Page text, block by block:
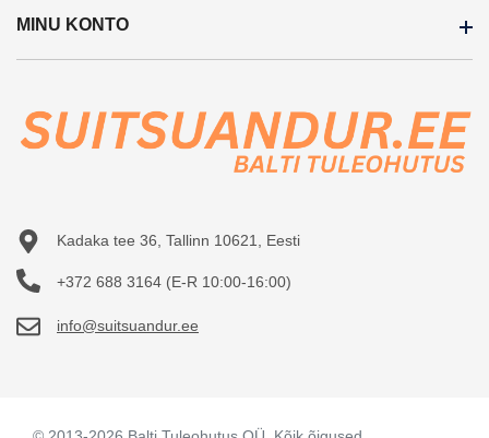
Meelespea
Teenused
Veip Detektor
Kontakt
Kaubamärgid
Sisukaart
MINU KONTO
Tellimuste ajalugu
Kadaka tee 36, Tallinn 10621, Eesti
+372 688 3164 (E-R 10:00-16:00)
info@suitsuandur.ee